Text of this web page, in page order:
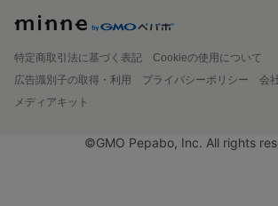
特定商取引法に基づく表記
Cookieの使用について
広告識別子の取得・利用
プライバシーポリシー 会
メディアキット
©GMO Pepabo, Inc. All rights